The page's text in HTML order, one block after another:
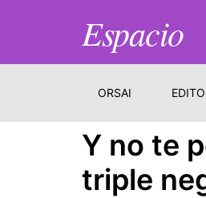
Espacio
ORSAI
Y no te
triple